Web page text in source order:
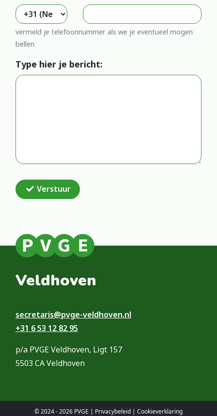
vermeld je telefoonnummer als we je eventueel mogen
bellen
Type hier je bericht:
Verstuur
Veldhoven
secretaris@pvge-veldhoven.nl
+31 6 53 12 82 95
p/a PVGE Veldhoven, Ligt 157
5503 CA Veldhoven
© 2024 - 2026 PVGE | Privacybeleid | Cookieverklaring